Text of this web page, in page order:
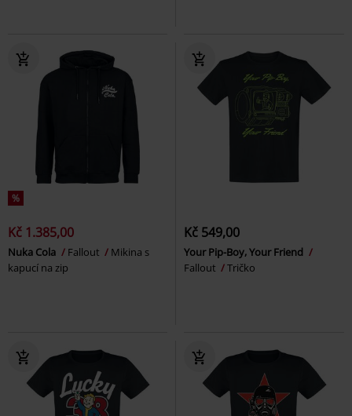
%
Kč 1.385,00
Nuka Cola Fallout
Mikina s
kapucí na zip
Kč 549,00
Your Pip-Boy, Your Friend
Fallout
Tričko